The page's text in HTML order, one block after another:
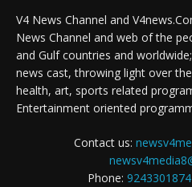
V4 News Channel and
News Channel and web of the
and Gulf countries and
news cast, throwing light over
health, art, sports related
Entertainment oriented
Contact us:
Phone: 9243301874